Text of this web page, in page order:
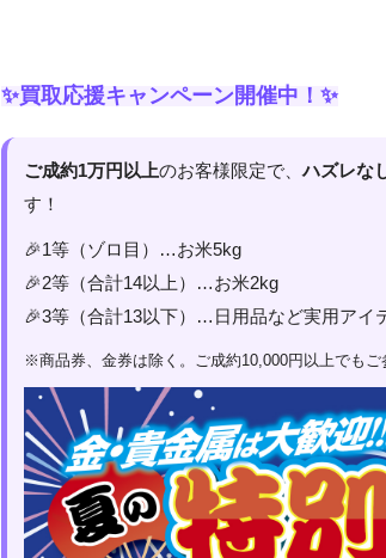
✨買取応援キャンペーン開催中！✨
ご成約1万円以上のお客様限定で、ハズレな
す！
🎉1等（ゾロ目）…お米5kg
🎉2等（合計14以上）…お米2kg
🎉3等（合計13以下）…日用品など実用アイ
※商品券、金券は除く。ご成約10,000円以上でもご